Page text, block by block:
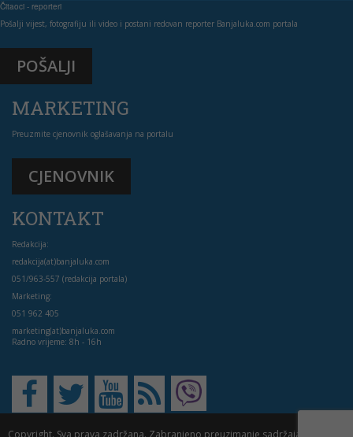
Čitaoci - reporteri
Pošalji vijest, fotografiju ili video i postani redovan reporter Banjaluka.com portala
POŠALJI
MARKETING
Preuzmite cjenovnik oglašavanja na portalu
CJENOVNIK
KONTAKT
Redakcija:
redakcija(at)banjaluka.com
051/963-557 (redakcija portala)
Marketing:
051 962 405
marketing(at)banjaluka.com
Radno vrijeme: 8h - 16h